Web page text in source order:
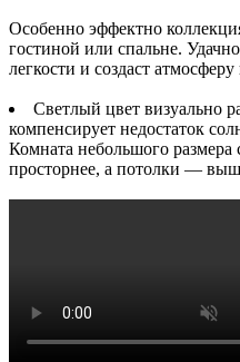
Особенно эффектно
гостиной или спальне.
легкости и создаст
Светлый цвет визуально
компенсирует недостаток
Комната небольшого размера
просторнее, а потолки —